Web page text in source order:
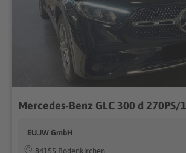
EU.JW GmbH
84155 Bodenkirchen